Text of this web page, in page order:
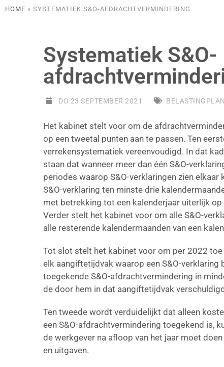
HOME » SYSTEMATIEK S&O-AFDRACHTVERMINDERING
Systematiek S&O-
DO 23 SEPTEMBER 2021 BELASTINGPLAN
Het kabinet stelt voor om de
op een tweetal punten aan te passen. Ten
verrekensystematiek vereenvoudigd. In dat
staan dat wanneer meer dan één S&O-
periodes waarop S&O-verklaringen zien
S&O-verklaring ten minste drie
met betrekking tot een kalenderjaar uiterlijk
Verder stelt het kabinet voor om alle S&O-
alle resterende kalendermaanden van een
Tot slot stelt het kabinet voor om per 2022
elk aangiftetijdvak waarop een S&O-
toegekende S&O-afdrachtvermindering in
de door hem in dat aangiftetijdvak
Ten tweede wordt verduidelijkt dat alleen
een S&O-afdrachtvermindering toegekend is,
de werkgever na afloop van het jaar moet
en uitgaven.